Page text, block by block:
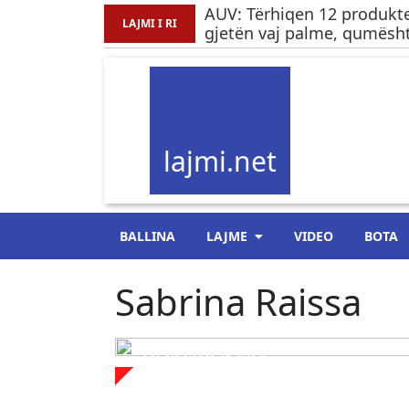
LAJMI I RI
AUV: Tërhiqen 12
gjetën vaj palme,
lajmi.net
BALLINA LAJME VIDEO BOTA
Sabrina Raissa
BUKUROSHJA